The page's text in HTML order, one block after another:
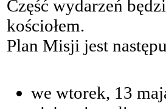
Część wydarzeń
kościołem.
Plan Misji jest
we wtorek, 13